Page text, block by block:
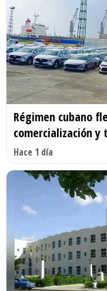
Régimen cubano
comercialización y
Hace 1 día